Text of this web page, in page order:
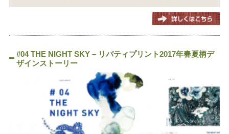
#04 THE NIGHT SKY – リバティプリント2017年春夏柄デ
ザインストーリー